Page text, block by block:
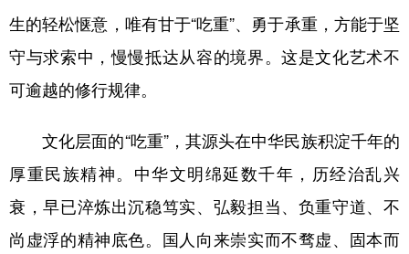
生的轻松惬意，唯有甘于“吃重”、勇于承重，方能于坚
守与求索中，慢慢抵达从容的境界。这是文化艺术不
可逾越的修行规律。
文化层面的“吃重”，其源头在中华民族积淀千年的
厚重民族精神。中华文明绵延数千年，历经治乱兴
衰，早已淬炼出沉稳笃实、弘毅担当、负重守道、不
尚虚浮的精神底色。国人向来崇实而不骛虚、固本而